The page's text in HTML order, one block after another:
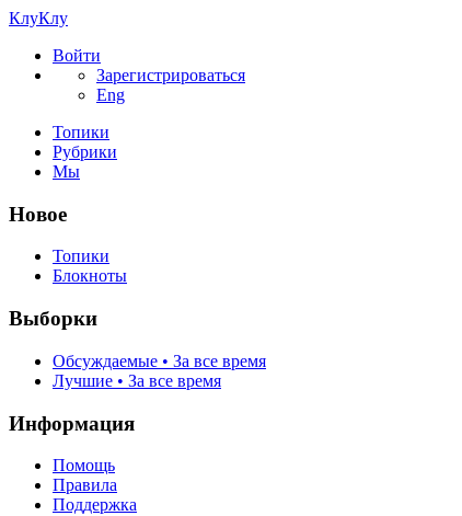
КлуКлу
Войти
Зарегистрироваться
Eng
Топики
Рубрики
Мы
Новое
Топики
Блокноты
Выборки
Обсуждаемые • За все время
Лучшие • За все время
Информация
Помощь
Правила
Поддержка